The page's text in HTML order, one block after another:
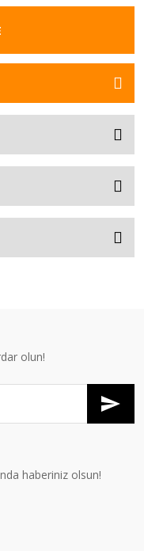
olun!
haberiniz olsun!